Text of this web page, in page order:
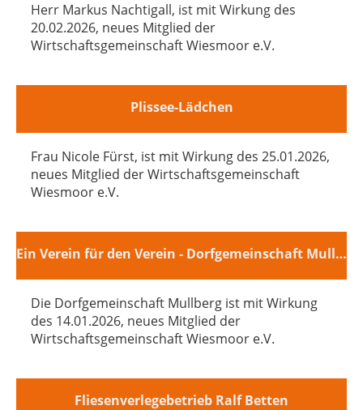
Herr Markus Nachtigall, ist mit Wirkung des
20.02.2026, neues Mitglied der
Wirtschaftsgemeinschaft Wiesmoor e.V.
Plissee-Lädchen
Frau Nicole Fürst, ist mit Wirkung des 25.01.2026,
neues Mitglied der Wirtschaftsgemeinschaft
Wiesmoor e.V.
Ein Verein für den Verein - Dorfgemeinschaft Mullberg
Die Dorfgemeinschaft Mullberg ist mit Wirkung
des 14.01.2026, neues Mitglied der
Wirtschaftsgemeinschaft Wiesmoor e.V.
Fliesenverlegebetrieb Ralf Betten